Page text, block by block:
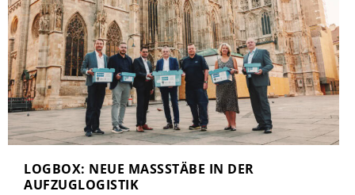
LOGBOX: NEUE MASSSTÄBE IN DER A
UFZUGLOGISTIK